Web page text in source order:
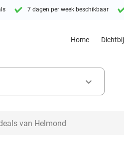
7 dagen per week beschikbaar
Home Dichtbij
keyboard_arrow_down